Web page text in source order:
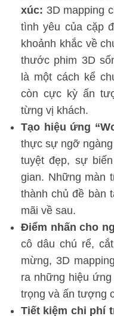
xúc: 3D mapping
tình yêu của cặp
khoảnh khắc về
thước phim 3D
là một cách kể
còn cực kỳ ấn
từng vị khách.
Tạo hiệu ứng
thực sự ngỡ
tuyệt đẹp, sự
gian. Những màn
thành chủ đề bàn
mãi về sau.
Điểm nhấn cho
cô dâu chú rể,
mừng, 3D
ra những hiệu
trọng và ấn tượng
Tiết kiệm chi phí